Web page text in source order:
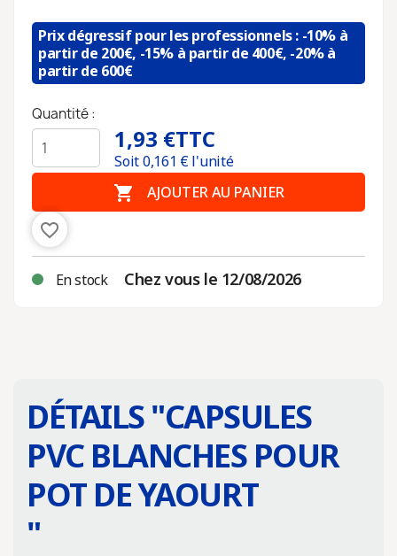
Prix dégressif pour les professionnels : -10% à
partir de 200€, -15% à partir de 400€, -20% à
partir de 600€
Quantité :
1,93 €TTC
Soit0,161 € l'unité
 AJOUTER AU PANIER
favorite_border
En stock Chez vous le 12/08/2026
DÉTAILS "CAPSULES
PVC BLANCHES POUR
POT DE YAOURT
"